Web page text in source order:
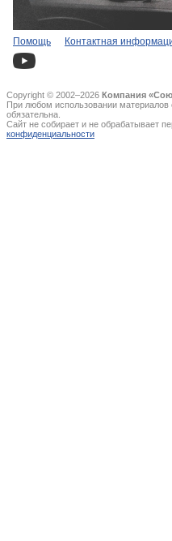
Помощь Контактная
Copyright © 2002–2026 Компания
При любом использовании материалов
обязательна.
Сайт не собирает и не обрабатывает
конфиденциальности